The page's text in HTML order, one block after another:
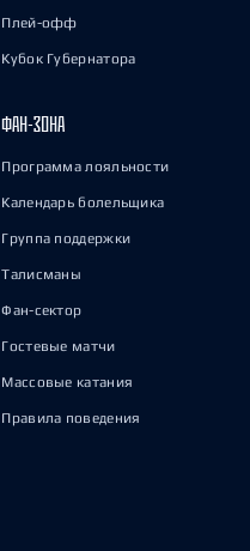
Плей-офф
Кубок Губернатора
ФАН-ЗОНА
Программа лояльности
Календарь болельщика
Группа поддержки
Талисманы
Фан-сектор
Гостевые матчи
Массовые катания
Правила поведения